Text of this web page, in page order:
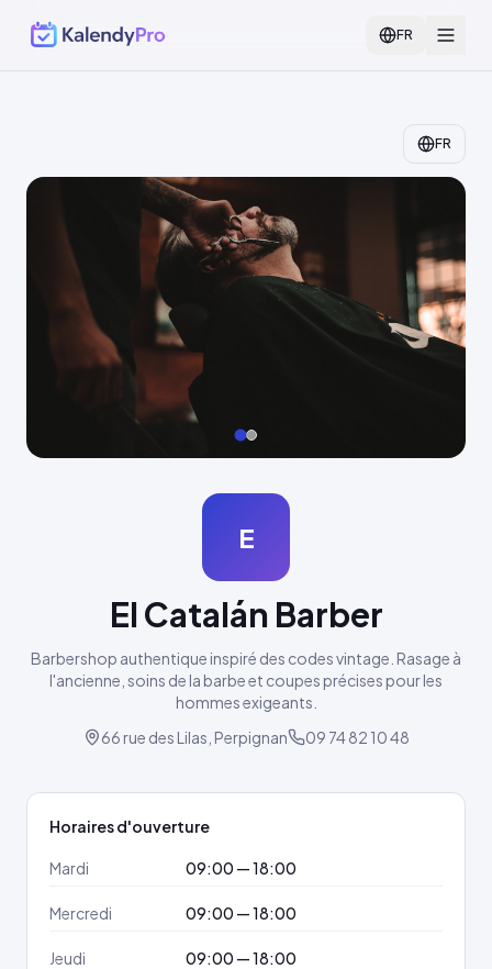
FR
FR
E
El Catalán Barber
Barbershop authentique inspiré des codes vintage. Rasage à
l'ancienne, soins de la barbe et coupes précises pour les
hommes exigeants.
66 rue des Lilas, Perpignan
09 74 82 10 48
Horaires d'ouverture
Mardi 09:00 — 18:00
Mercredi 09:00 — 18:00
Jeudi 09:00 — 18:00